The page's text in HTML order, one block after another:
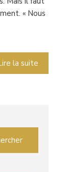
« Nous
la suite